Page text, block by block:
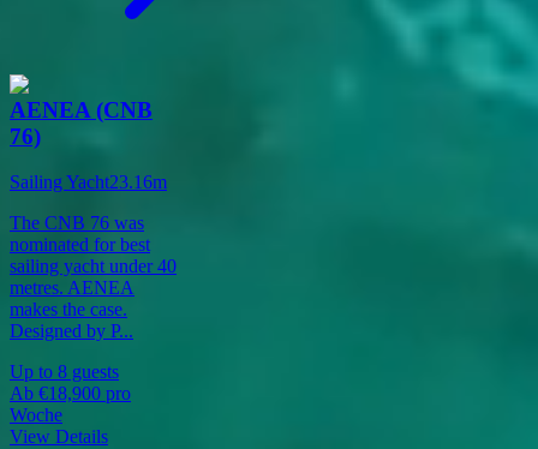
AENEA (CNB
76)
Sailing Yacht23.16m
The CNB 76 was
nominated for best
sailing yacht under 40
metres. AENEA
makes the case.
Designed by P...
Up to 8 guests
Ab €18,900 pro
Woche
View Details